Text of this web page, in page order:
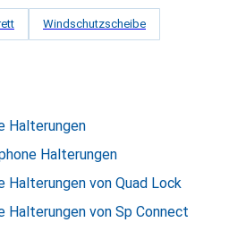
Windschutzscheibe
Halterungen
Halterungen
Halterungen von Quad Lock
Halterungen von Sp Connect